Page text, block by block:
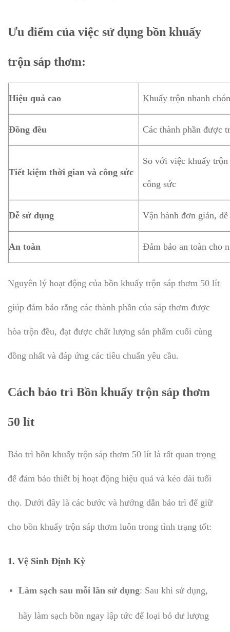
Ưu điểm của việc sử dụng bồn khuấy
trộn sáp thơm:
Hiệu quả cao Khuấy trộn nhanh
Đồng đều Các thành phần được
Tiết kiệm thời gian và công sức
So với việc khuấy
công sức
Dễ sử dụng Vận hành đơn giản,
An toàn Đảm bảo an toàn cho
Nguyên lý hoạt động của bồn khuấy trộn sáp thơm 50 lít
giúp đảm bảo rằng các thành phần của sáp thơm được
hòa trộn đều, đạt được chất lượng sản phẩm cuối cùng
đồng nhất và đáp ứng các tiêu chuẩn yêu cầu.
Cách bảo trì Bồn khuấy trộn sáp thơm
50 lít
Bảo trì bồn khuấy trộn sáp thơm 50 lít là rất quan trọng
để đảm bảo thiết bị hoạt động hiệu quả và kéo dài tuổi
thọ. Dưới đây là các bước và hướng dẫn bảo trì để giữ
cho bồn khuấy trộn sáp thơm luôn trong tình trạng tốt:
1. Vệ Sinh Định Kỳ
Làm sạch sau mỗi lần sử dụng: Sau khi sử dụng,
hãy làm sạch bồn ngay lập tức để loại bỏ dư lượng